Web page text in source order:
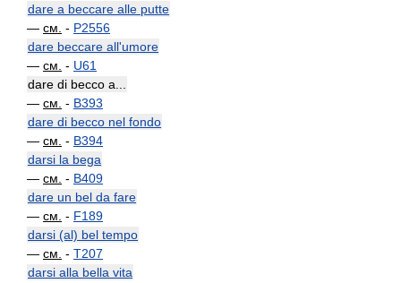
dare a beccare alle putte
— см. - P2556
dare beccare all'umore
— см. - U61
dare di becco a...
— см. - B393
dare di becco nel fondo
— см. - B394
darsi la bega
— см. - B409
dare un bel da fare
— см. - F189
darsi (al) bel tempo
— см. - T207
darsi alla bella vita